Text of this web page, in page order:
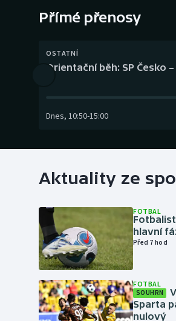
Přímé přenosy
OSTATNÍ
Orientační běh: SP Česko
Dnes, 10:50-15:00
Aktuality ze
FOTBAL
hlavní
Před 7 hod
FOTBAL
SOUHRN
Sparta
nulový